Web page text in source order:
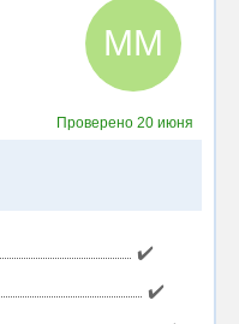
ММ
Проверено 20 июня
✔️
✔️